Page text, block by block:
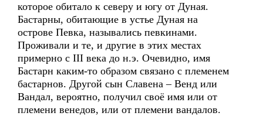
которое обитало к северу и югу от Дуная.
Бастарны, обитающие в устье Дуная на
острове Певка, назывались певкинами.
Проживали и те, и другие в этих местах
примерно с III века до н.э. Очевидно, имя
Бастарн каким-то образом связано с племенем
бастарнов. Другой сын Славена – Венд или
Вандал, вероятно, получил своё имя или от
племени венедов, или от племени вандалов.